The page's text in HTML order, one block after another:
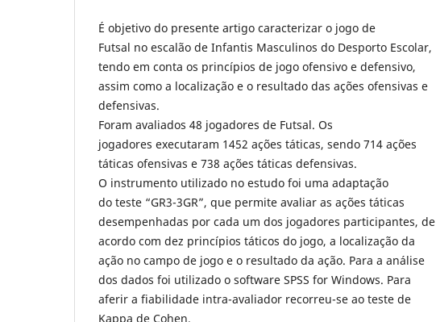
É objetivo do presente artigo caracterizar o jogo de
Futsal no escalão de Infantis Masculinos do Desporto Escolar,
tendo em conta os princípios de jogo ofensivo e defensivo,
assim como a localização e o resultado das ações ofensivas e
defensivas.
Foram avaliados 48 jogadores de Futsal. Os
jogadores executaram 1452 ações táticas, sendo 714 ações
táticas ofensivas e 738 ações táticas defensivas.
O instrumento utilizado no estudo foi uma adaptação
do teste “GR3-3GR”, que permite avaliar as ações táticas
desempenhadas por cada um dos jogadores participantes, de
acordo com dez princípios táticos do jogo, a localização da
ação no campo de jogo e o resultado da ação. Para a análise
dos dados foi utilizado o software SPSS for Windows. Para
aferir a fiabilidade intra-avaliador recorreu-se ao teste de
Kappa de Cohen.